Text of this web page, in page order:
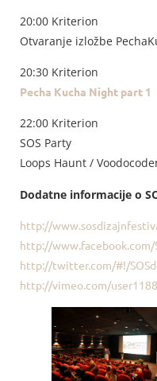
20:00 Kriterion
Otvaranje izložbe
20:30 Kriterion
Pecha Kucha Night part 1
22:00 Kriterion
SOS Party
Loops Haunt /
Dodatne informacije o
http://
http://www.facebook.com/
http://twitter.com/#!/
http://vimeo.com/